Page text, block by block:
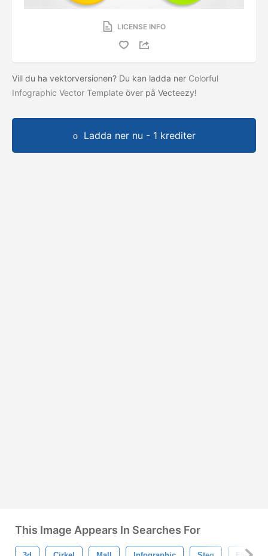
LICENSE INFO
Vill du ha vektorversionen? Du kan ladda ner Colorful
Infographic Vector Template över på Vecteezy!
Ladda ner nu - 1 krediter
This Image Appears In Searches For